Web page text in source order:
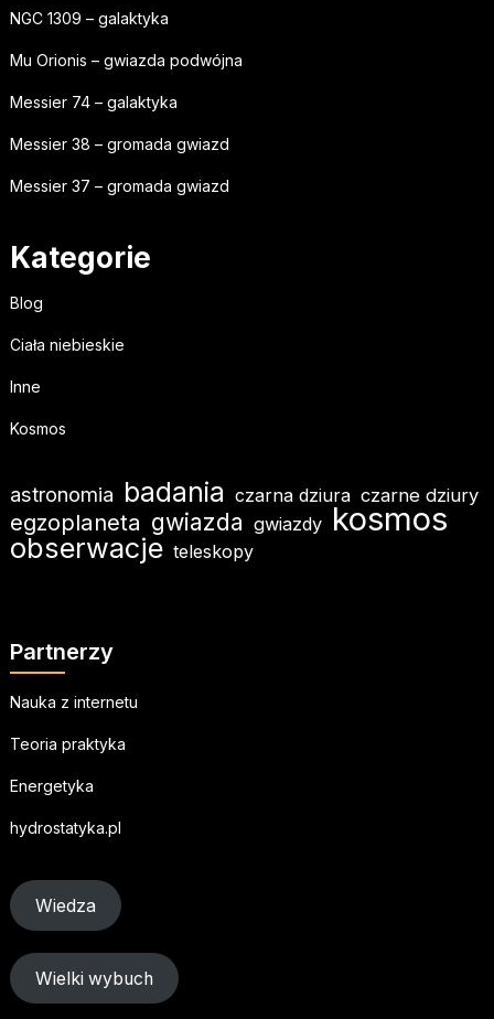
NGC 1309 – galaktyka
Mu Orionis – gwiazda podwójna
Messier 74 – galaktyka
Messier 38 – gromada gwiazd
Messier 37 – gromada gwiazd
Kategorie
Blog
Ciała niebieskie
Inne
Kosmos
astronomia badania czarna dziura czarne dziury
egzoplaneta gwiazda gwiazdy kosmos
obserwacje teleskopy
Partnerzy
Nauka z internetu
Teoria praktyka
Energetyka
hydrostatyka.pl
Wiedza
Wielki wybuch